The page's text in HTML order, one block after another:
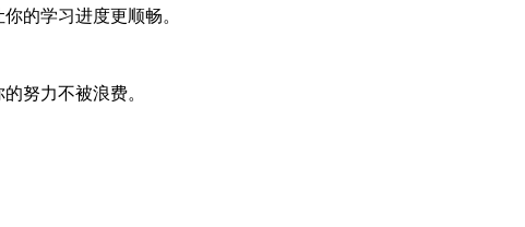
的学习进度更顺畅。
努力不被浪费。